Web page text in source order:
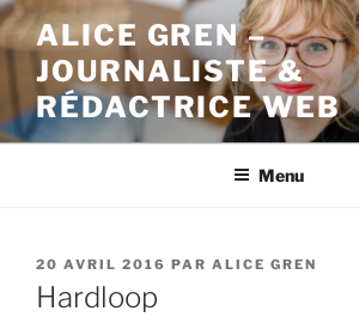
Aller
au
contenu
principal
ALICE GREN –
JOURNALISTE &
RÉDACTRICE WEB
Menu
PUBLIÉ
LE
20 AVRIL 2016 PAR ALICE GREN
Hardloop